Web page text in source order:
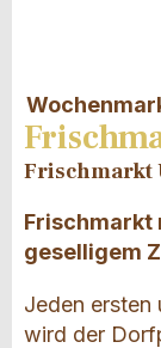
Frischmarkt
Frischmarkt
geselligem
Jeden ersten
wird der